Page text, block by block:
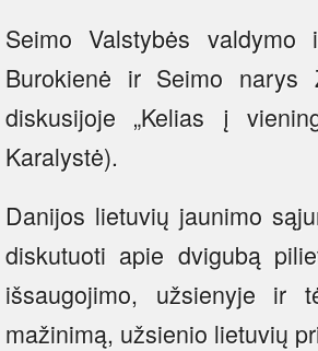
Seimo Valstybės valdymo
Burokienė ir Seimo narys
diskusijoje „Kelias į
Karalystė).
Danijos lietuvių jaunimo
diskutuoti apie dvigubą
išsaugojimo, užsienyje ir
mažinimą, užsienio lietuvių